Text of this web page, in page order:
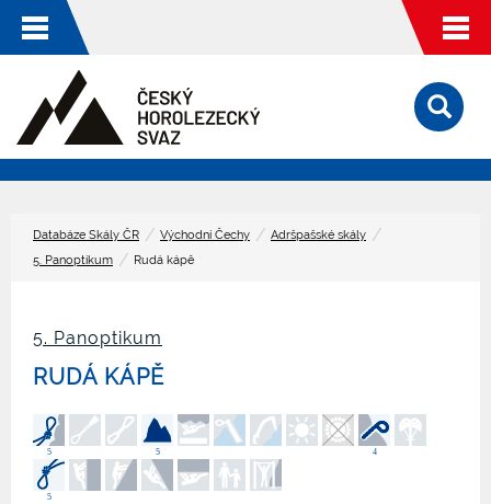
Databáze Skály ČR Východní Čechy
Adršpašské skály
5. Panoptikum
Rudá kápě
5. Panoptikum
RUDÁ KÁPĚ
5 5 4
5